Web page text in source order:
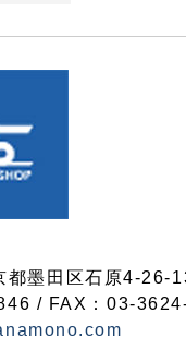
墨田区石原4-26-
/ FAX：03-